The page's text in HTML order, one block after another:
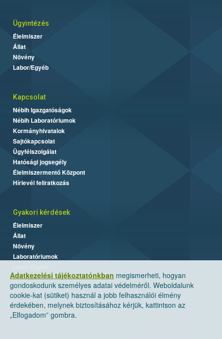
Adatkezelési tájékoztatónkban megismerheti, hogyan
gondoskodunk személyes adatai védelméről. Weboldalunk
cookie-kat (sütiket) használ a jobb felhasználói élmény
érdekében, melynek biztosításához kérjük, kattintson az
„Elfogadom” gombra.
Ügyintézés
Élelmiszer
Állat
Növény
Labor/Egyéb
Kapcsolat
Nébih Igazgatóságok
Nébih Laboratóriumok
Kormányhivatalok
Sajtókapcsolat
Ügyfélszolgálat
Hatósági jogsegély
Élelmiszermentő Központ
Hírlevél feliratkozás
Gyakori kérdések
Élelmiszer
Állat
Növény
Laboratóriumok